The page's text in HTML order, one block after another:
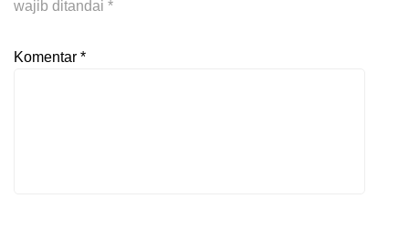
wajib ditandai *
Komentar *